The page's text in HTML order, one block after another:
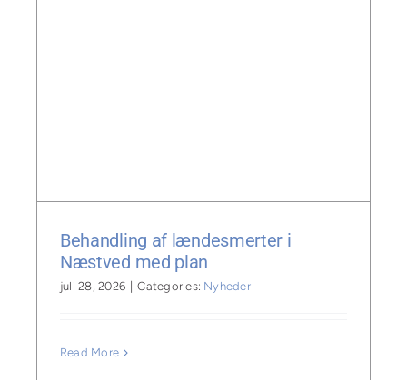
Behandling af lændesmerter i
Næstved med plan
juli 28, 2026 Categories: Nyheder
Read More